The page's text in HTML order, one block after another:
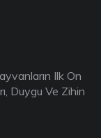
Ilk On
Duygu Ve Zihin